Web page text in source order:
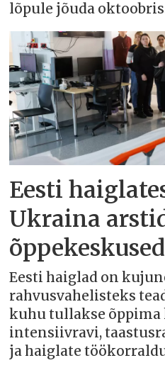
lõpule jõuda
Eesti
Ukraina
õppekeskused
Eesti haiglad on
rahvusvahelisteks
kuhu tullakse õppima
intensiivravi,
ja haiglate